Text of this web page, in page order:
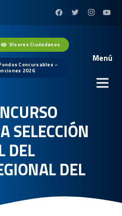
Visores Ciudadanos
Concursables –
2026
Menú
SELECCIÓN
DEL
DEL